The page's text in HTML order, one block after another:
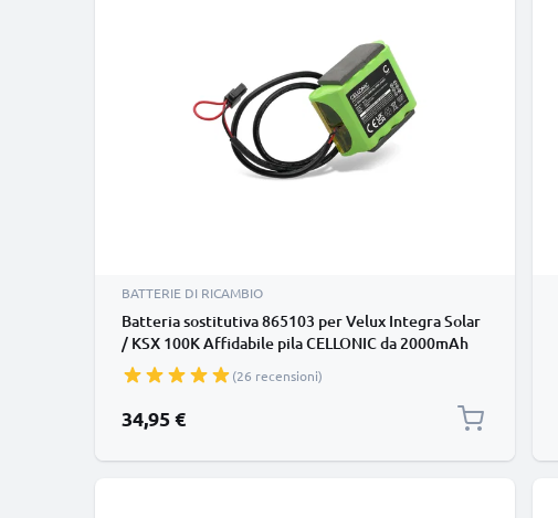
BATTERIE DI RICAMBIO
Batteria sostitutiva 865103 per Velux Integra Solar
/ KSX 100K Affidabile pila CELLONIC da 2000mAh
Lunga durata per la tua sicurezza
(26 recensioni)
34,95 €